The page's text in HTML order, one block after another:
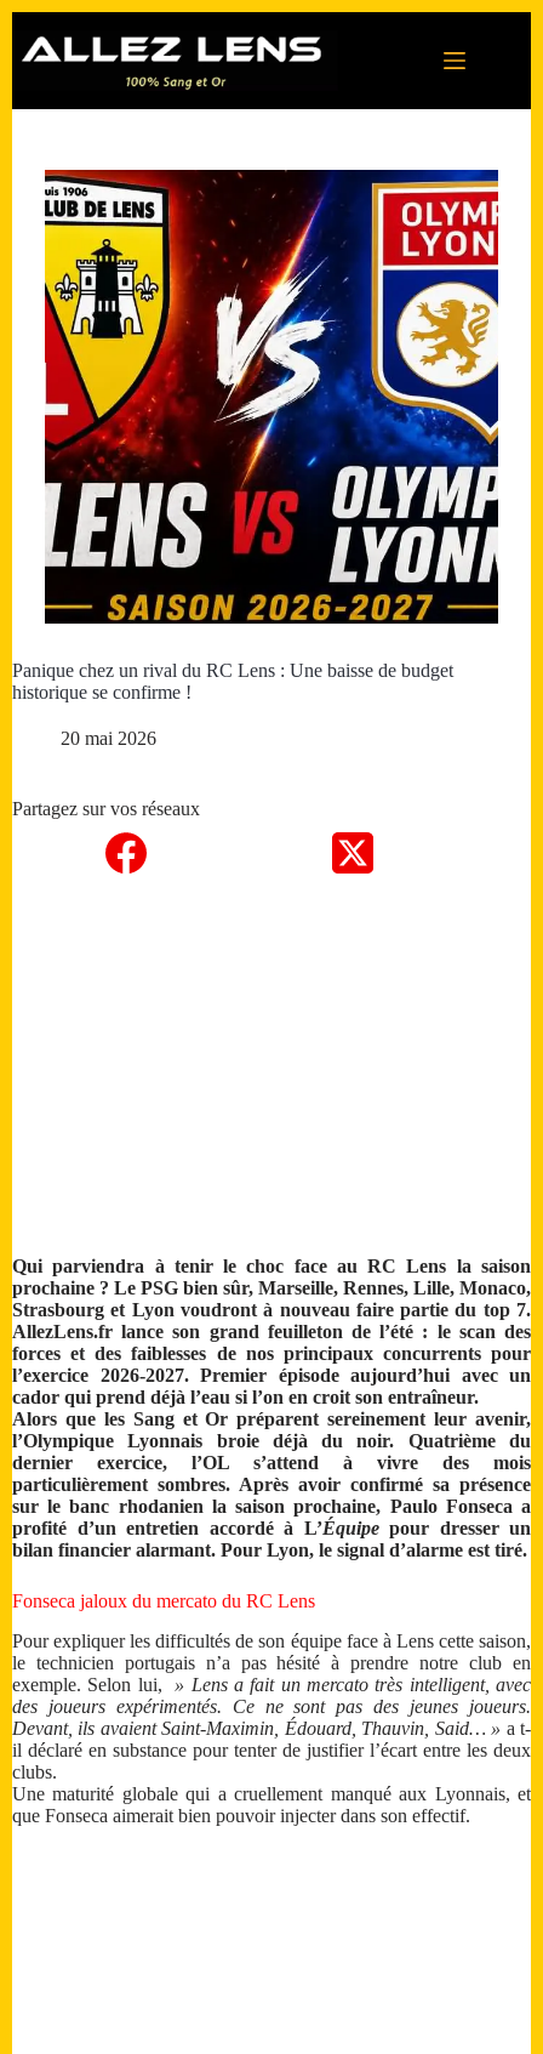
contenu
Panique chez un rival du RC Lens : Une baisse de budget
historique se confirme !
20 mai 2026
Partagez sur vos réseaux
Qui parviendra à tenir le choc face au RC Lens la saison
prochaine ? Le PSG bien sûr, Marseille, Rennes, Lille, Monaco,
Strasbourg et Lyon voudront à nouveau faire partie du top 7.
AllezLens.fr lance son grand feuilleton de l’été : le scan des
forces et des faiblesses de nos principaux concurrents pour
l’exercice 2026-2027. Premier épisode aujourd’hui avec un
cador qui prend déjà l’eau si l’on en croit son entraîneur.
Alors que les Sang et Or préparent sereinement leur avenir,
l’Olympique Lyonnais broie déjà du noir. Quatrième du
dernier exercice, l’OL s’attend à vivre des mois
particulièrement sombres. Après avoir confirmé sa présence
sur le banc rhodanien la saison prochaine, Paulo Fonseca a
profité d’un entretien accordé à L’Équipepour dresser un
bilan financier alarmant. Pour Lyon, le signal d’alarme est tiré.
Fonseca jaloux du mercato du RC Lens
Pour expliquer les difficultés de son équipe face à Lens cette saison,
le technicien portugais n’a pas hésité à prendre notre club en
exemple. Selon lui,
» Lens a fait un mercato très intelligent, avec
des joueurs expérimentés. Ce ne sont pas des jeunes joueurs.
Devant, ils avaient Saint-Maximin, Édouard, Thauvin, Said… » a t-
il déclaré en substance pour tenter de justifier l’écart entre les deux
clubs.
Une maturité globale qui a cruellement manqué aux Lyonnais, et
que Fonseca aimerait bien pouvoir injecter dans son effectif.